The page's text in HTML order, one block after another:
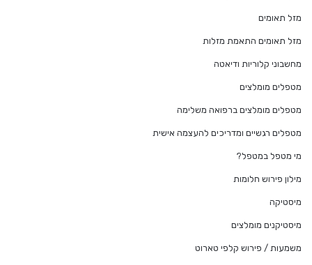
מזל תאומים
מזל תאומים התאמת מזלות
מחשבוני קלוריות ודיאטה
מטפלים מומלצים
מטפלים מומלצים ברפואה משלימה
מטפלים רגשיים ומדריכים להעצמה אישית
מי מטפל במטפל?
מילון פירוש חלומות
מיסטיקה
מיסטיקנים מומלצים
משמעות / פירוש קלפי טארוט